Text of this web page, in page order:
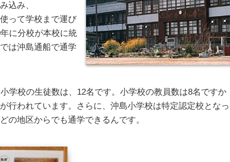
込み、
って学校まで運び
に分校が本校に統
は沖島通船で通学
学校の生徒数は、12名です。小学校の教員数は8名ですか
行われています。さらに、沖島小学校は特定認定校となっ
の地区からでも通学できるんです。